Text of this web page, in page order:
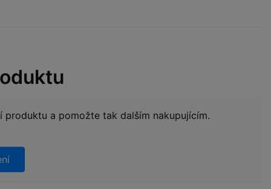
produktu a pomožte tak dalším nakupujícím.